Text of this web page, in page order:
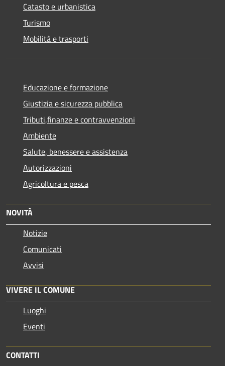
Catasto e urbanistica
Turismo
Mobilità e trasporti
Educazione e formazione
Giustizia e sicurezza pubblica
Tributi,finanze e contravvenzioni
Ambiente
Salute, benessere e assistenza
Autorizzazioni
Agricoltura e pesca
NOVITÀ
Notizie
Comunicati
Avvisi
VIVERE IL COMUNE
Luoghi
Eventi
CONTATTI